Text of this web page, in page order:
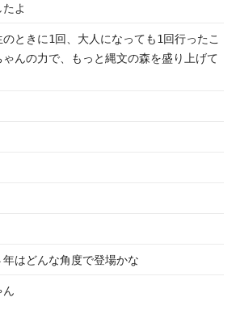
よ
ときに1回、大人になっても1回行ったこ
んの力で、もっと縄文の森を盛り上げて
はどんな角度で登場かな
ん